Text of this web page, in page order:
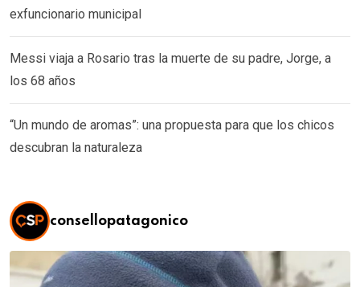
exfuncionario municipal
Messi viaja a Rosario tras la muerte de su padre, Jorge, a
los 68 años
“Un mundo de aromas”: una propuesta para que los chicos
descubran la naturaleza
consellopatagonico